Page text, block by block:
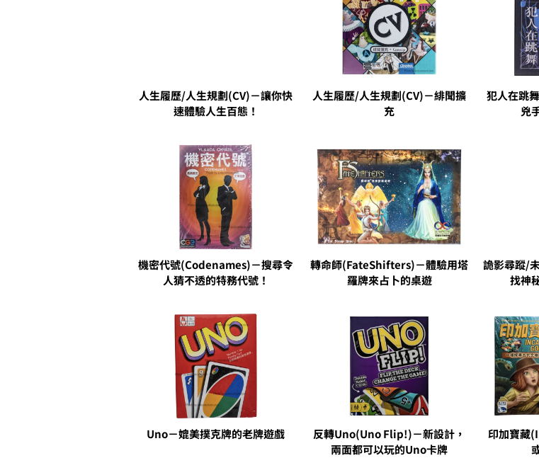
人生履歷/人生規劃(CV)－讓你快
速體驗人生百態！
人生履歷/人生規劃(CV)－緋聞擴
充
犯人在跳
兇
機密代號(Codenames)－搜尋令
人猜不透的特務代號！
轉命師(FateShifters)－體驗用塔
羅牌來占卜的桌遊
詭影尋蹤/
找神
Uno－媲美撲克牌的老牌遊戲
反轉Uno(Uno Flip!)－新設計，
兩面都可以玩的Uno卡牌
印加寶藏